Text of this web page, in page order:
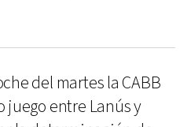
del martes la CABB
entre Lanús y